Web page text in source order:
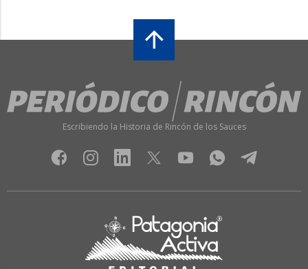
Escribiendo la Historia de Rincón de los Sauces